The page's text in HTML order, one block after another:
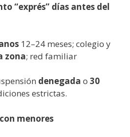
“exprés” días antes del
12–24 meses; colegio y
zona; red familiar
denegada o 30
estrictas.
menores